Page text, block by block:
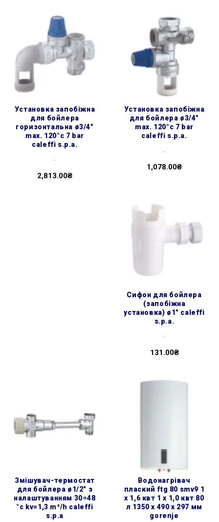
установка запобіжна
для бойлера
горизонтальна ø3/4″
max. 120°c 7 bar
caleffi s.p.a.
..
2,813.00₴
установка запобіжна
для бойлера ø3/4″
max. 120°c 7 bar
caleffi s.p.a.
..
1,078.00₴
сифон для бойлера
(запобіжна
установка) ø1″ caleffi
s.p.a.
..
131.00₴
змішувач-термостат
для бойлера ø1/2″ з
налаштуванням 30÷48
°c kv=1,3 m³/h caleffi
s.p.a
водонагрівач
плаский ftg 80 smv9 1
х 1,6 квт 1 х 1,0 квт 80
л 1350 x 490 x 297 мм
gorenje